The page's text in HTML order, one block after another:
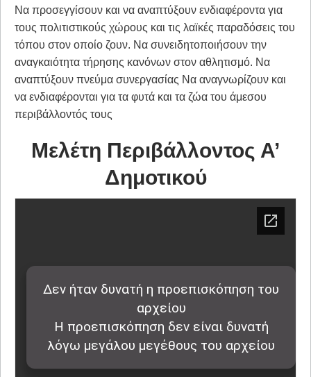
Να προσεγγίσουν και να αναπτύξουν ενδιαφέροντα για
τους πολιτιστικούς χώρους και τις λαϊκές παραδόσεις του
τόπου στον οποίο ζουν. Να συνειδητοποιήσουν την
αναγκαιότητα τήρησης κανόνων στον αθλητισμό. Να
αναπτύξουν πνεύμα συνεργασίας Να αναγνωρίζουν και
να ενδιαφέρονται για τα φυτά και τα ζώα του άμεσου
περιβάλλοντός τους
Μελέτη Περιβάλλοντος Α’
Δημοτικού